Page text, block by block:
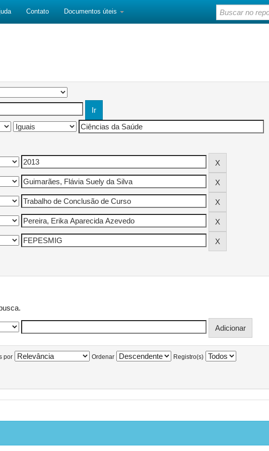
Contato Documentos úteis
por Ordenar Registro(s)